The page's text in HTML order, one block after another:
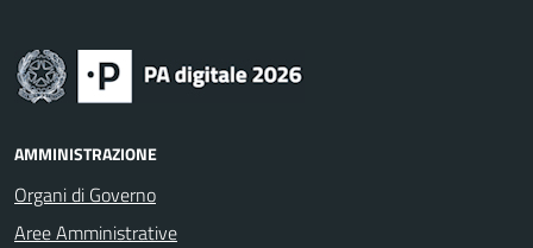
AMMINISTRAZIONE
Organi di Governo
Aree Amministrative